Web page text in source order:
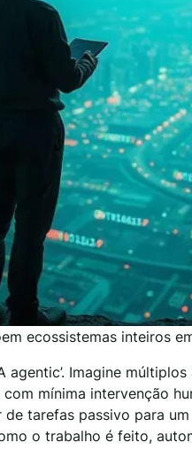
ecossistemas inteiros
Imagine múltiplos
mínima intervenção
tarefas passivo para
o trabalho é feito,